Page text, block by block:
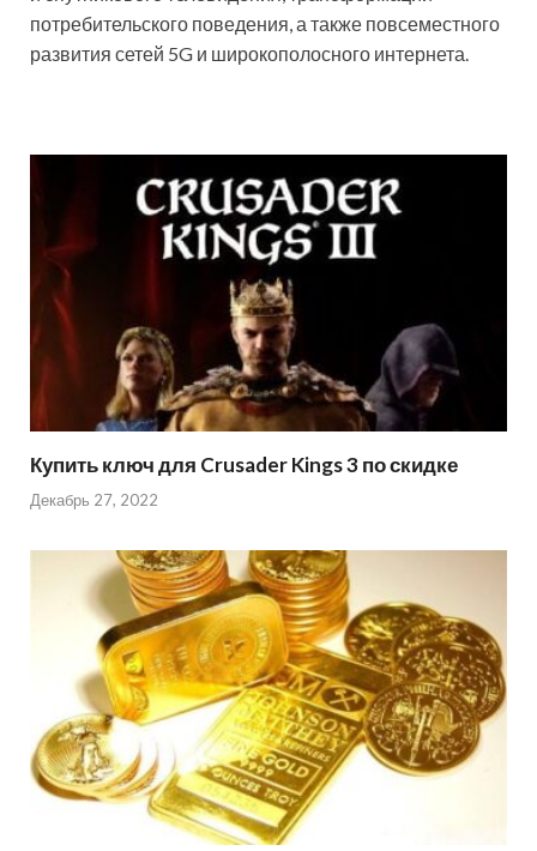
потребительского поведения, а также повсеместного
развития сетей 5G и широкополосного интернета.
Купить ключ для Crusader Kings 3 по скидке
Декабрь 27, 2022